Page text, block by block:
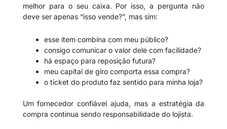
melhor para o seu caixa. Por isso, a pergunta não
deve ser apenas “isso vende?”, mas sim:
esse item combina com meu público?
consigo comunicar o valor dele com facilidade?
há espaço para reposição futura?
meu capital de giro comporta essa compra?
o ticket do produto faz sentido para minha loja?
Um fornecedor confiável ajuda, mas a estratégia da
compra continua sendo responsabilidade do lojista.